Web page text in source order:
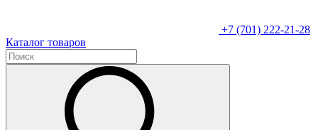
+7 (701) 222-21-28
Каталог товаров